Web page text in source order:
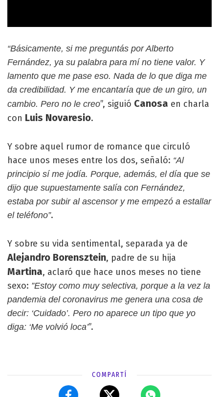
“Básicamente, si me preguntás por Alberto
Fernández, ya su palabra para mí no tiene valor. Y
lamento que me pase eso. Nada de lo que diga me
da credibilidad. Y me encantaría que de un giro, un
cambio. Pero no le creo”, siguió Canosa en charla
con Luis Novaresio.
Y sobre aquel rumor de romance que circuló
hace unos meses entre los dos, señaló: “Al
principio sí me jodía. Porque, además, el día que se
dijo que supuestamente salía con Fernández,
estaba por subir al ascensor y me empezó a estallar
el teléfono”.
Y sobre su vida sentimental, separada ya de
Alejandro Borensztein, padre de su hija
Martina, aclaró que hace unos meses no tiene
sexo: ”Estoy como muy selectiva, porque a la vez la
pandemia del coronavirus me genera una cosa de
decir: ‘Cuidado’. Pero no aparece un tipo que yo
diga: ‘Me volvió loca’”.
COMPARTÍ